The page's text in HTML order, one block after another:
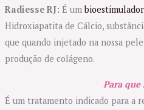
Radiesse RJ: É um
Hidroxiapatita de Cálcio,
que quando injetado na nossa
produção de colágeno.
Para que
É um tratamento indicado para a